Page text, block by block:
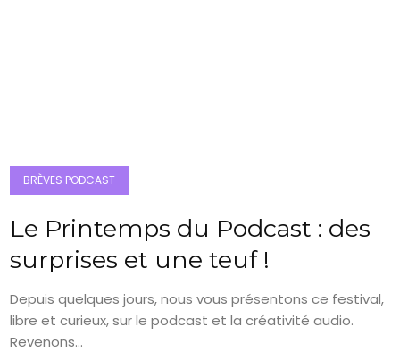
BRÈVES PODCAST
Le Printemps du Podcast : des
surprises et une teuf !
Depuis quelques jours, nous vous présentons ce festival,
libre et curieux, sur le podcast et la créativité audio.
Revenons...